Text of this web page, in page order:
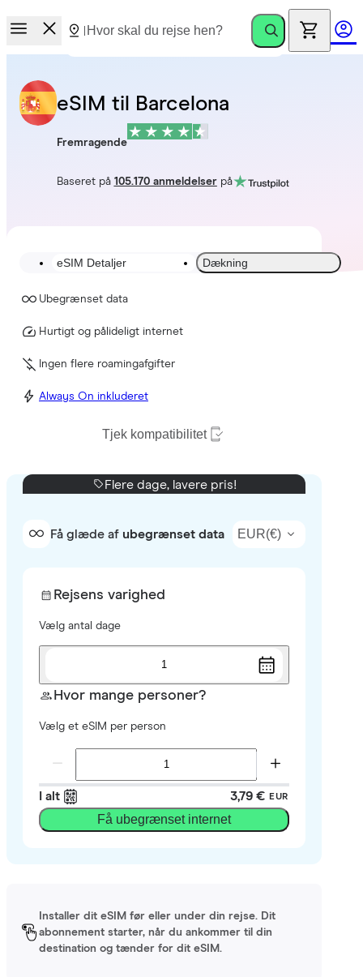
eSIM til Barcelona
Fremragende
Baseret på 105.170 anmeldelserpå
eSIM Detaljer Dækning
Ubegrænset data
Hurtigt og pålideligt internet
Ingen flere roamingafgifter
Always On inkluderet
Tjek kompatibilitet
Flere dage, lavere pris!
Få glæde af ubegrænset data EUR(€)
Rejsens varighed
Vælg antal dage
1
Hvor mange personer?
Vælg et eSIM per person
I alt 3,79 € EUR
Få ubegrænset internet
Installer dit eSIM før eller under din rejse. Dit
abonnement starter, når du ankommer til din
destination og tænder for dit eSIM.